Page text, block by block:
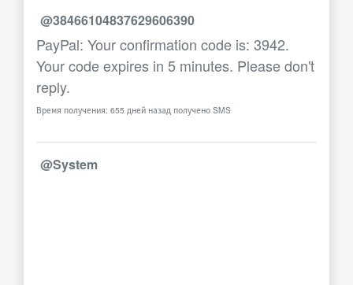
@38466104837629606390
PayPal: Your confirmation code is: 3942.
Your code expires in 5 minutes. Please don't
reply.
Время получения: 655 дней назад получено SMS
@System